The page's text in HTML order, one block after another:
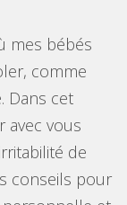
mes bébés
comme
Dans cet
avec vous
de
conseils pour